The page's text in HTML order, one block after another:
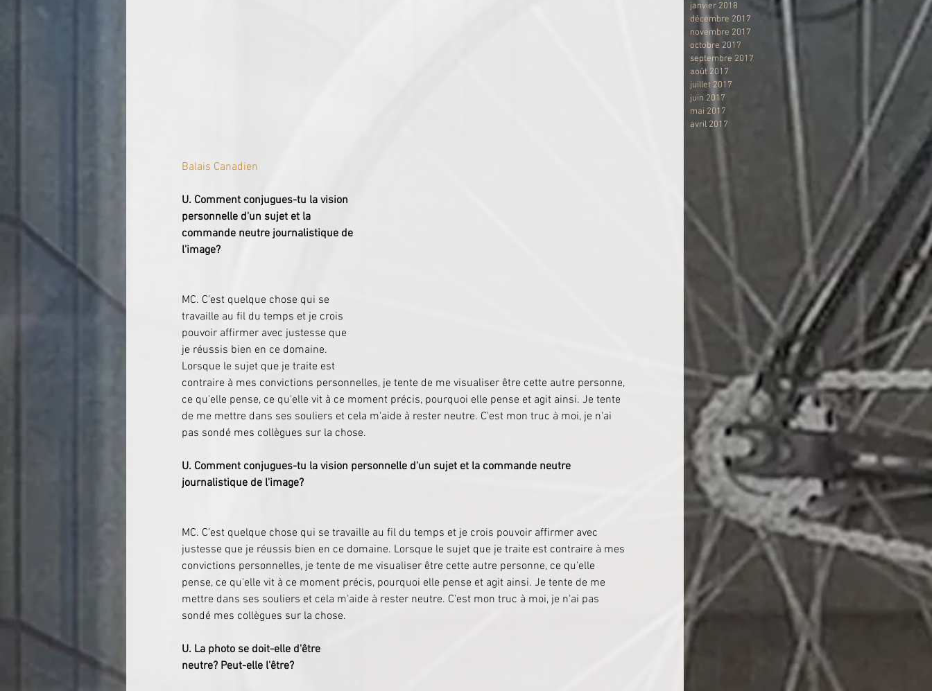
Balais Canadien
U. Comment conjugues-tu la vision
personnelle d'un sujet et la
commande neutre journalistique de
l'image?
​​​​MC. C'est quelque chose qui se
travaille au fil du temps et je crois
pouvoir affirmer avec justesse que
je réussis bien en ce domaine.
Lorsque le sujet que je traite est
contraire à mes convictions personnelles, je tente de me visualiser être cette autre personne,
ce qu'elle pense, ce qu'elle vit à ce moment précis, pourquoi elle pense et agit ainsi. Je tente
de me mettre dans ses souliers et cela m'aide à rester neutre. C'est mon truc à moi, je n'ai
pas sondé mes collègues sur la chose.
U. Comment conjugues-tu la vision personnelle d'un sujet et la commande neutre
journalistique de l'image?
​​​​MC. C'est quelque chose qui se travaille au fil du temps et je crois pouvoir affirmer avec
justesse que je réussis bien en ce domaine. Lorsque le sujet que je traite est contraire à mes
convictions personnelles, je tente de me visualiser être cette autre personne, ce qu'elle
pense, ce qu'elle vit à ce moment précis, pourquoi elle pense et agit ainsi. Je tente de me
mettre dans ses souliers et cela m'aide à rester neutre. C'est mon truc à moi, je n'ai pas
sondé mes collègues sur la chose.
U. La photo se doit-elle d'être
neutre? Peut-elle l'être?
janvier 2018
décembre 2017
novembre 2017
octobre 2017
septembre 2017
août 2017
juillet 2017
juin 2017
mai 2017
avril 2017